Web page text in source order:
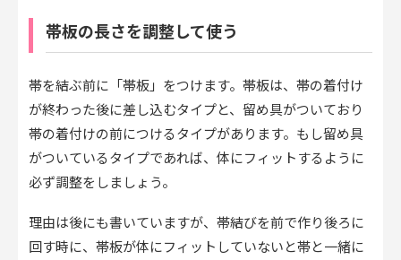
帯板の長さを調整して使う
帯を結ぶ前に「帯板」をつけます。帯板は、帯の着付け
が終わった後に差し込むタイプと、留め具がついており
帯の着付けの前につけるタイプがあります。もし留め具
がついているタイプであれば、体にフィットするように
必ず調整をしましょう。
理由は後にも書いていますが、帯結びを前で作り後ろに
回す時に、帯板が体にフィットしていないと帯と一緒に